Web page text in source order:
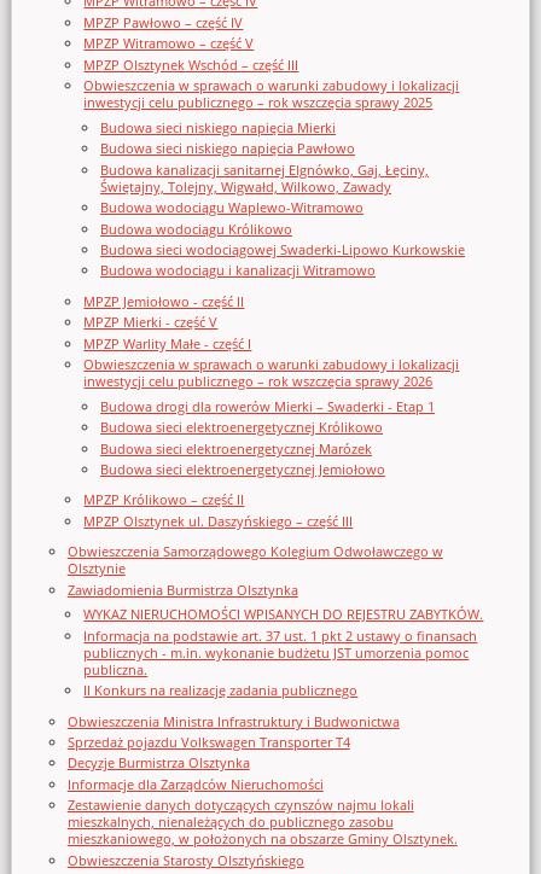
MPZP Pawłowo – część IV
MPZP Witramowo – część V
MPZP Olsztynek Wschód – część III
Obwieszczenia w sprawach o warunki zabudowy i lokalizacji
inwestycji celu publicznego – rok wszczęcia sprawy 2025
Budowa sieci niskiego napięcia Mierki
Budowa sieci niskiego napięcia Pawłowo
Budowa kanalizacji sanitarnej Elgnówko, Gaj, Łęciny,
Świętajny, Tolejny, Wigwałd, Wilkowo, Zawady
Budowa wodociągu Waplewo-Witramowo
Budowa wodociągu Królikowo
Budowa sieci wodociągowej Swaderki-Lipowo Kurkowskie
Budowa wodociągu i kanalizacji Witramowo
MPZP Jemiołowo - część II
MPZP Mierki - część V
MPZP Warlity Małe - część I
Obwieszczenia w sprawach o warunki zabudowy i lokalizacji
inwestycji celu publicznego – rok wszczęcia sprawy 2026
Budowa drogi dla rowerów Mierki – Swaderki - Etap 1
Budowa sieci elektroenergetycznej Królikowo
Budowa sieci elektroenergetycznej Marózek
Budowa sieci elektroenergetycznej Jemiołowo
MPZP Królikowo – część II
MPZP Olsztynek ul. Daszyńskiego – część III
Obwieszczenia Samorządowego Kolegium Odwoławczego w
Olsztynie
Zawiadomienia Burmistrza Olsztynka
WYKAZ NIERUCHOMOŚCI WPISANYCH DO REJESTRU ZABYTKÓW.
Informacja na podstawie art. 37 ust. 1 pkt 2 ustawy o finansach
publicznych - m.in. wykonanie budżetu JST umorzenia pomoc
publiczna.
II Konkurs na realizację zadania publicznego
Obwieszczenia Ministra Infrastruktury i Budwonictwa
Sprzedaż pojazdu Volkswagen Transporter T4
Decyzje Burmistrza Olsztynka
Informacje dla Zarządców Nieruchomości
Zestawienie danych dotyczących czynszów najmu lokali
mieszkalnych, nienależących do publicznego zasobu
mieszkaniowego, w położonych na obszarze Gminy Olsztynek.
Obwieszczenia Starosty Olsztyńskiego